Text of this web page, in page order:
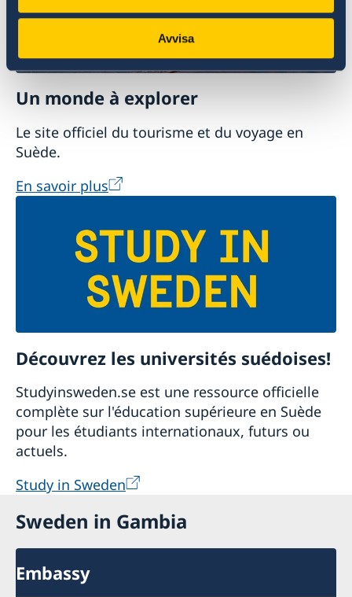
Avvisa
Un monde à explorer
Le site officiel du tourisme et du voyage en
Suède.
En savoir plus
Découvrez les universités suédoises!
Studyinsweden.se est une ressource officielle
complète sur l'éducation supérieure en Suède
pour les étudiants internationaux, futurs ou
actuels.
Study in Sweden
Sweden in Gambia
Embassy